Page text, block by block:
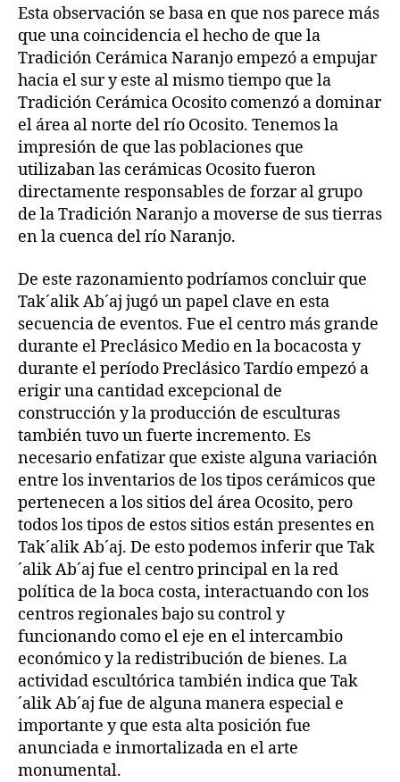
Esta observación se basa en que nos parece más
que una coincidencia el hecho de que la
Tradición Cerámica Naranjo empezó a empujar
hacia el sur y este al mismo tiempo que la
Tradición Cerámica Ocosito comenzó a dominar
el área al norte del río Ocosito. Tenemos la
impresión de que las poblaciones que
utilizaban las cerámicas Ocosito fueron
directamente responsables de forzar al grupo
de la Tradición Naranjo a moverse de sus tierras
en la cuenca del río Naranjo.
De este razonamiento podríamos concluir que
Tak´alik Ab´aj jugó un papel clave en esta
secuencia de eventos. Fue el centro más grande
durante el Preclásico Medio en la bocacosta y
durante el período Preclásico Tardío empezó a
erigir una cantidad excepcional de
construcción y la producción de esculturas
también tuvo un fuerte incremento. Es
necesario enfatizar que existe alguna variación
entre los inventarios de los tipos cerámicos que
pertenecen a los sitios del área Ocosito, pero
todos los tipos de estos sitios están presentes en
Tak´alik Ab´aj. De esto podemos inferir que Tak
´alik Ab´aj fue el centro principal en la red
política de la boca costa, interactuando con los
centros regionales bajo su control y
funcionando como el eje en el intercambio
económico y la redistribución de bienes. La
actividad escultórica también indica que Tak
´alik Ab´aj fue de alguna manera especial e
importante y que esta alta posición fue
anunciada e inmortalizada en el arte
monumental.